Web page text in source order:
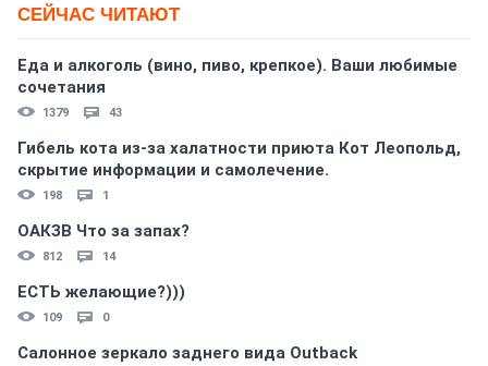
СЕЙЧАС ЧИТАЮТ
Еда и алкоголь (вино, пиво, крепкое). Ваши любимые
сочетания
1379 43
Гибель кота из-за халатности приюта Кот Леопольд,
скрытиe информации и самолечение.
198 1
ОАКЗВ Что за запах?
812 14
ЕСТЬ желающие?)))
109 0
Салонное зеркало заднего вида Outback